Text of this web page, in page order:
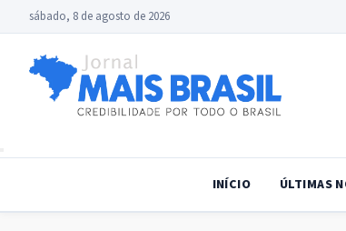
sábado, 8 de agosto de 2026
INÍCIO ÚLTIMAS